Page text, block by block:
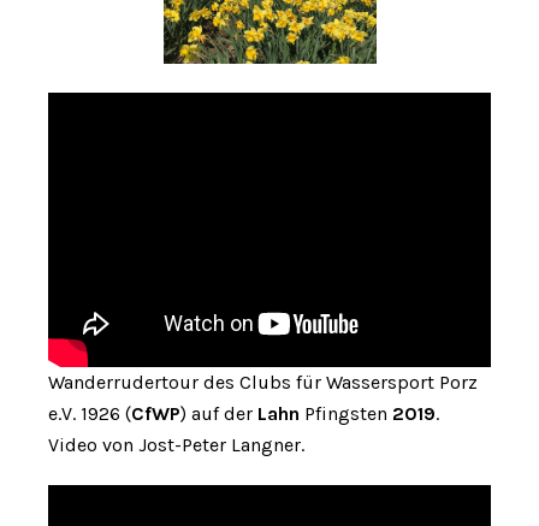
Wanderrudertour des Clubs für Wassersport Porz
e.V. 1926 (CfWP) auf der Lahn Pfingsten 2019.
Video von Jost-Peter Langner.